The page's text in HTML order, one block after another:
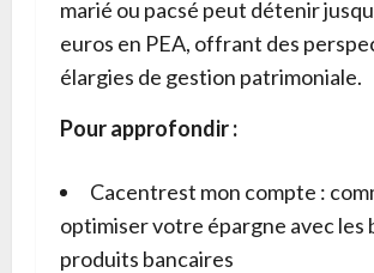
marié ou pacsé peut détenir
euros en PEA, offrant des
élargies de gestion patrimoniale.
Pour approfondir :
Cacentrest mon compte :
optimiser votre épargne avec les
produits bancaires